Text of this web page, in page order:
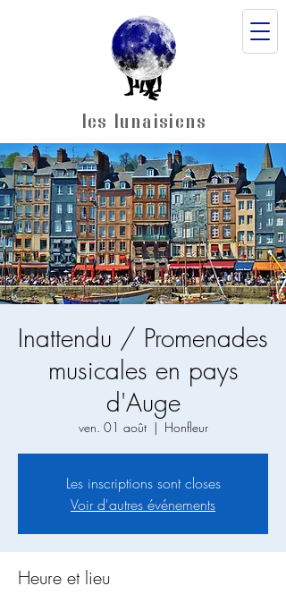
les lunaisiens
Inattendu / Promenades
musicales en pays
d'Auge
ven. 01 août
  |
Honfleur
Les inscriptions sont closes
Voir d'autres événements
Heure et lieu